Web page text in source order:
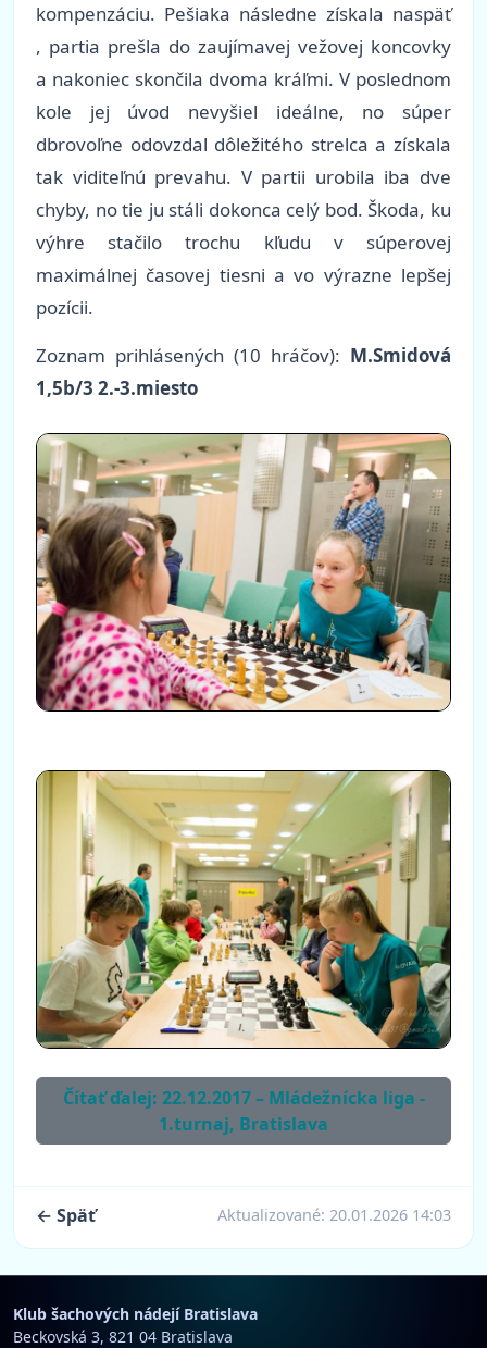
kompenzáciu. Pešiaka následne získala naspäť
, partia prešla do zaujímavej vežovej koncovky
a nakoniec skončila dvoma kráľmi. V poslednom
kole jej úvod nevyšiel ideálne, no súper
dbrovoľne odovzdal dôležitého strelca a získala
tak viditeľnú prevahu. V partii urobila iba dve
chyby, no tie ju stáli dokonca celý bod. Škoda, ku
výhre stačilo trochu kľudu v súperovej
maximálnej časovej tiesni a vo výrazne lepšej
pozícii.
Zoznam prihlásených (10 hráčov): M.Smidová
1,5b/3 2.-3.miesto
Čítať ďalej: 22.12.2017 – Mládežnícka liga -
1.turnaj, Bratislava
← Späť Aktualizované: 20.01.2026 14:03
Klub šachových nádejí Bratislava
Beckovská 3, 821 04 Bratislava